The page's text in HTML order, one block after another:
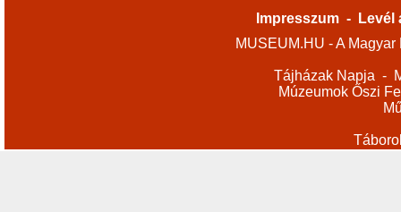
Impresszum -
Levél
MUSEUM.HU - A
Tájházak Napja -
Múzeumok Őszi